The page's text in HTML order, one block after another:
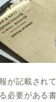
が記載され
必要がある